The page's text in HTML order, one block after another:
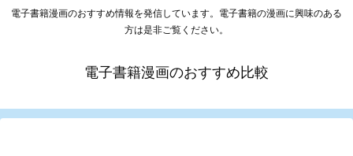
電子書籍漫画のおすすめ情報を発信しています。電子書籍の漫画に興味のある
方は是非ご覧ください。
電子書籍漫画のおすすめ比較